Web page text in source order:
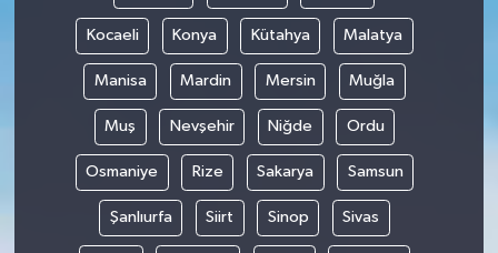
Kocaeli Konya Kütahya Malatya
Manisa Mardin Mersin Muğla
Muş Nevşehir Niğde Ordu
Osmaniye Rize Sakarya Samsun
Şanlıurfa Siirt Sinop Sivas